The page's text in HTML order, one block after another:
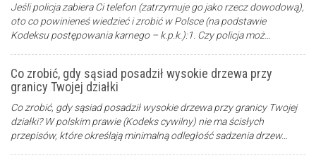
Jeśli policja zabiera Ci telefon (zatrzymuje go jako rzecz dowodową),
oto co powinieneś wiedzieć i zrobić w Polsce (na podstawie
Kodeksu postępowania karnego – k.p.k.):1. Czy policja moż…
Co zrobić, gdy sąsiad posadził wysokie drzewa przy
granicy Twojej działki
Co zrobić, gdy sąsiad posadził wysokie drzewa przy granicy Twojej
działki? W polskim prawie (Kodeks cywilny) nie ma ścisłych
przepisów, które określają minimalną odległość sadzenia drzew…